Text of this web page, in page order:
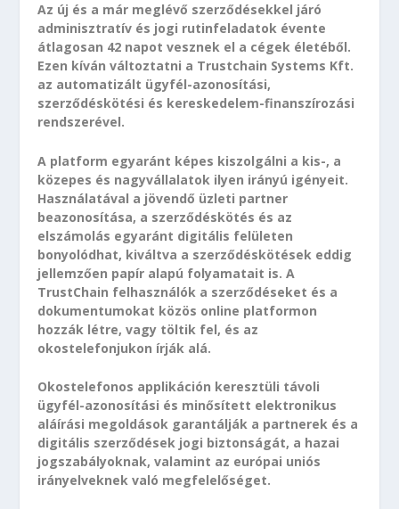
Az új és a már meglévő szerződésekkel járó
adminisztratív és jogi rutinfeladatok évente
átlagosan 42 napot vesznek el a cégek életéből.
Ezen kíván változtatni a Trustchain Systems Kft.
az automatizált ügyfél-azonosítási,
szerződéskötési és kereskedelem-finanszírozási
rendszerével.
A platform egyaránt képes kiszolgálni a kis-, a
közepes és nagyvállalatok ilyen irányú igényeit.
Használatával a jövendő üzleti partner
beazonosítása, a szerződéskötés és az
elszámolás egyaránt digitális felületen
bonyolódhat, kiváltva a szerződéskötések eddig
jellemzően papír alapú folyamatait is. A
TrustChain felhasználók a szerződéseket és a
dokumentumokat közös online platformon
hozzák létre, vagy töltik fel, és az
okostelefonjukon írják alá.
Okostelefonos applikáción keresztüli távoli
ügyfél-azonosítási és minősített elektronikus
aláírási megoldások garantálják a partnerek és a
digitális szerződések jogi biztonságát, a hazai
jogszabályoknak, valamint az európai uniós
irányelveknek való megfelelőséget.